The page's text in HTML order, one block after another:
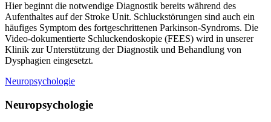
Hier beginnt die notwendige Diagnostik bereits während des
Aufenthaltes auf der Stroke Unit. Schluckstörungen sind auch ein
häufiges Symptom des fortgeschrittenen Parkinson-Syndroms. Die
Video-dokumentierte Schluckendoskopie (FEES) wird in unserer
Klinik zur Unterstützung der Diagnostik und Behandlung von
Dysphagien eingesetzt.
Neuropsychologie
Neuropsychologie